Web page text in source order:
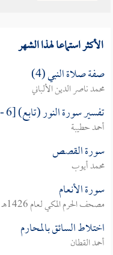
الأكثر استماعا لهذا الشهر
صفة صلاة النبي (4)
محمد ناصر الدين الألباني
تفسير سورة النور (تابع) [6 - 10]
أحمد حطيبة
سورة القصص
محمد أيوب
سورة الأنعام
مصحف الحرم المكي لعام 1426هـ
اختلاط السائق بالمحارم
أحمد القطان